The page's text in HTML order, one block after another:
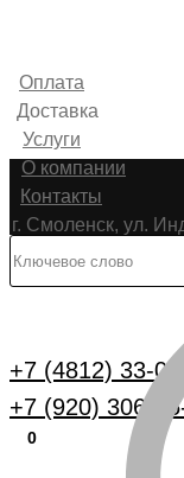
Оплата
Доставка
Услуги
О компании
Контакты
г. Смоленск, ул.
+7 (4812) 33-
+7 (920) 306-
0